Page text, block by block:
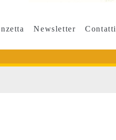
Newsletter Contatti